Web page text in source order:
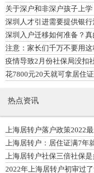
关于深户和非深户孩子上
深圳人才引进需要提供银
深圳入户迁移如何准备？真
注意：家长们千万不要用
上学
疫情导致2月份社保局没扣
位？
花7800元20天就可拿居住
热点资讯
上海居转户落户政策2022
上海居转户：居住证满7年
上海居转户社保三倍社保
2022年上海居转户初审过